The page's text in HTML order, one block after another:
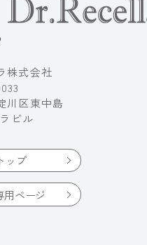
株式会社
川区東中島
ビル
ップ
用ページ